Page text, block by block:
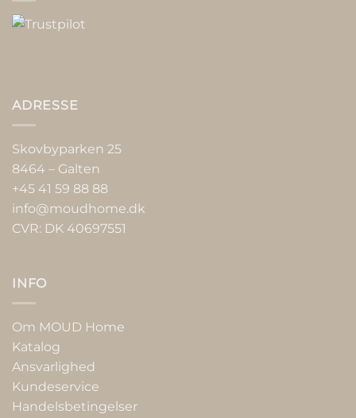
ADRESSE
Skovbyparken 25
8464 – Galten
+45 41 59 88 88
info@moudhome.dk
CVR: DK 40697551
INFO
Om MOUD Home
Katalog
Ansvarlighed
Kundeservice
Handelsbetingelser